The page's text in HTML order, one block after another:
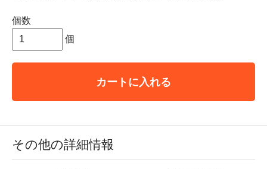
個数
個
カートに入れる
その他の詳細情報